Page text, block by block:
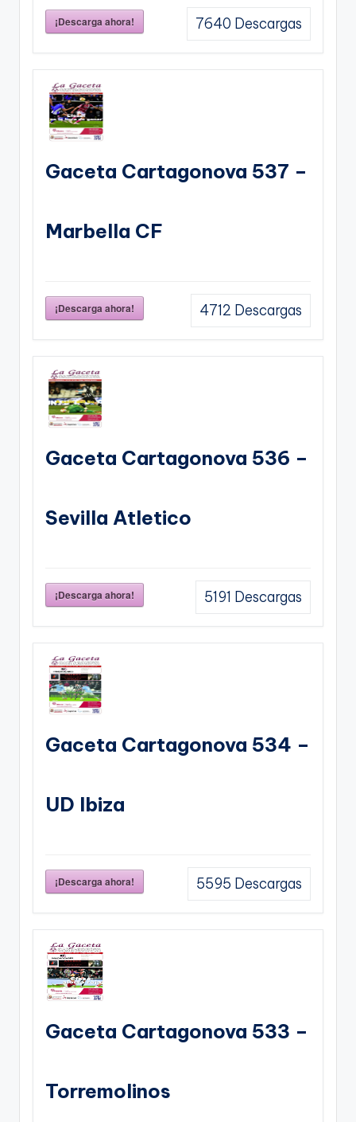
¡Descarga ahora! 7640 Descargas
Gaceta Cartagonova 537 –
Marbella CF
¡Descarga ahora! 4712 Descargas
Gaceta Cartagonova 536 –
Sevilla Atletico
¡Descarga ahora! 5191 Descargas
Gaceta Cartagonova 534 –
UD Ibiza
¡Descarga ahora! 5595 Descargas
Gaceta Cartagonova 533 –
Torremolinos